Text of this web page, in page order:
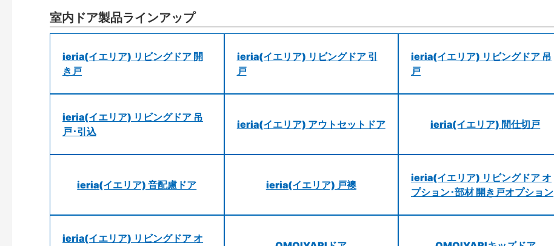
室内ドア製品ラインアップ
ieria(イエリア) リビングドア 開
き戸
ieria(イエリア) リビングドア 引
戸
ieria(イエリア) リビングドア 吊
戸
ieria(イエリア) リビングドア 吊
戸･引込
ieria(イエリア) アウトセットドア ieria(イエリア) 間仕切戸
ieria(イエリア) 音配慮ドア ieria(イエリア) 戸襖
ieria(イエリア) リビングドア オ
プション･部材 開き戸オプション
ieria(イエリア) リビングドア オ